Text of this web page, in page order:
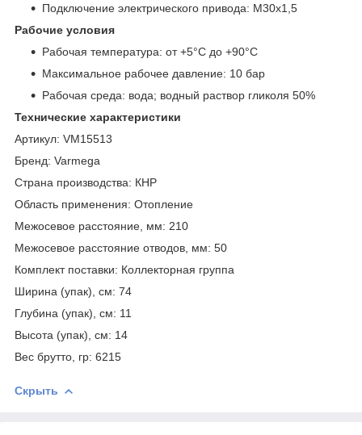
Подключение электрического привода: M30x1,5
Рабочие условия
Рабочая температура: от +5°C до +90°C
Максимальное рабочее давление: 10 бар
Рабочая среда: вода; водный раствор гликоля 50%
Технические характеристики
Артикул: VM15513
Бренд: Varmega
Страна производства: КНР
Область применения: Отопление
Межосевое расстояние, мм: 210
Межосевое расстояние отводов, мм: 50
Комплект поставки: Коллекторная группа
Ширина (упак), см: 74
Глубина (упак), см: 11
Высота (упак), см: 14
Вес брутто, гр: 6215
Скрыть